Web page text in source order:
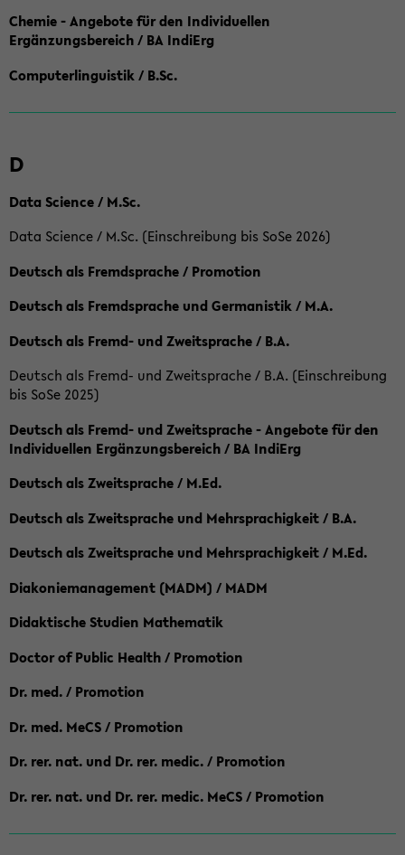
Chemie - Angebote für den Individuellen
Ergänzungsbereich / BA IndiErg
Computerlinguistik / B.Sc.
D
Data Science / M.Sc.
Data Science / M.Sc. (Einschreibung bis SoSe 2026)
Deutsch als Fremdsprache / Promotion
Deutsch als Fremdsprache und Germanistik / M.A.
Deutsch als Fremd- und Zweitsprache / B.A.
Deutsch als Fremd- und Zweitsprache / B.A. (Einschreibung
bis SoSe 2025)
Deutsch als Fremd- und Zweitsprache - Angebote für den
Individuellen Ergänzungsbereich / BA IndiErg
Deutsch als Zweitsprache / M.Ed.
Deutsch als Zweitsprache und Mehrsprachigkeit / B.A.
Deutsch als Zweitsprache und Mehrsprachigkeit / M.Ed.
Diakoniemanagement (MADM) / MADM
Didaktische Studien Mathematik
Doctor of Public Health / Promotion
Dr. med. / Promotion
Dr. med. MeCS / Promotion
Dr. rer. nat. und Dr. rer. medic. / Promotion
Dr. rer. nat. und Dr. rer. medic. MeCS / Promotion